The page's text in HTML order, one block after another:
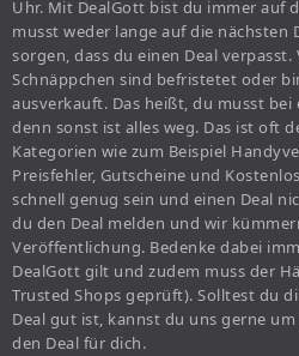
Uhr. Mit DealGott bist du immer auf
musst weder lange auf die nächsten
sorgen, dass du einen Deal
Schnäppchen sind befristetet oder
ausverkauft. Das heißt, du musst bei
denn sonst ist alles weg. Das ist oft
Kategorien wie zum Beispiel
Preisfehler, Gutscheine und
schnell genug sein und einen Deal
du den Deal melden und wir
Veröffentlichung. Bedenke dabei
DealGott gilt und zudem muss der
Trusted Shops geprüft). Solltest du
Deal gut ist, kannst du uns gerne
den Deal für dich.